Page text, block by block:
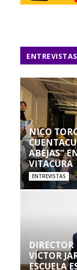
ENTREVISTAS
NICO
ABEJAS”
VITACURA
ENTREVISTAS
VÍCTOR
ESCUELA